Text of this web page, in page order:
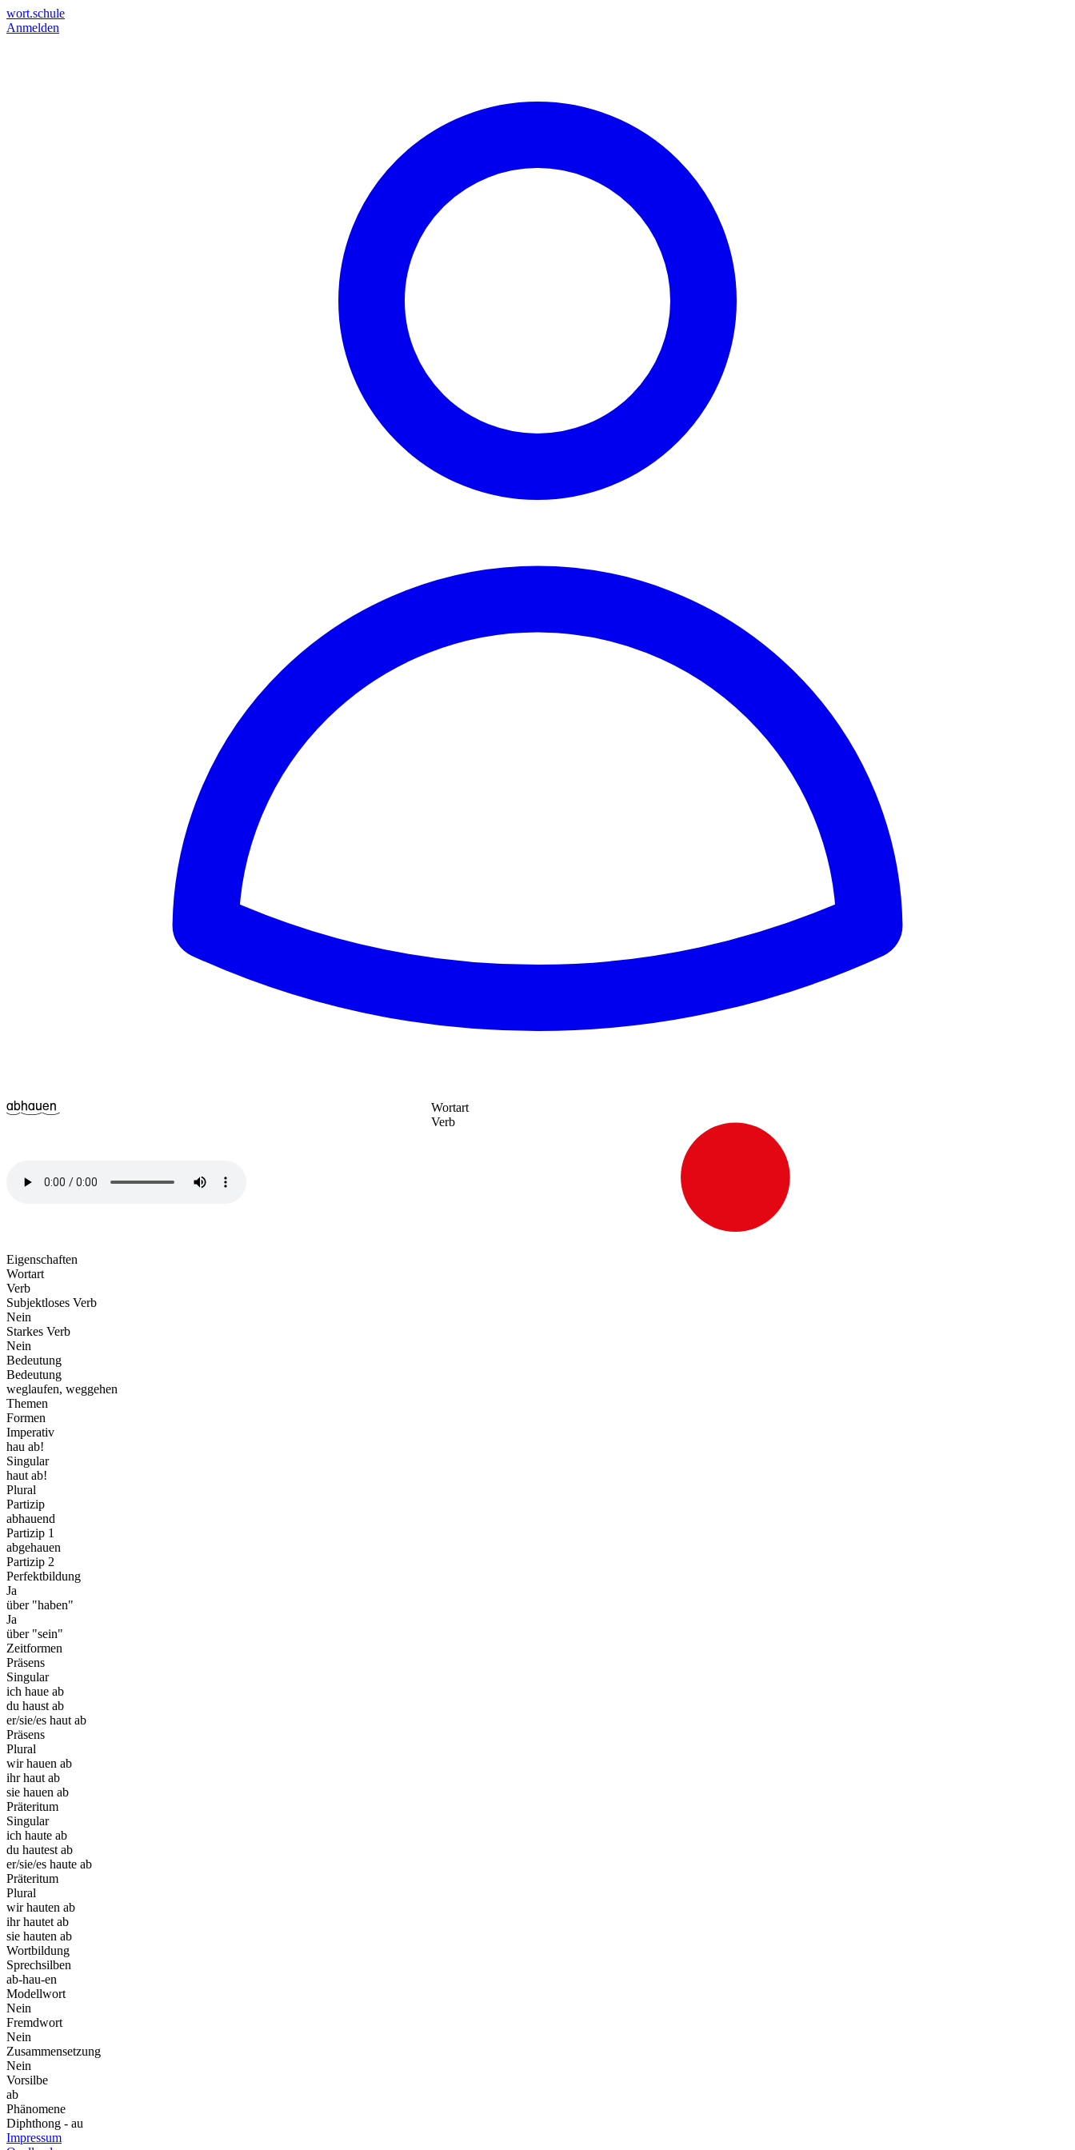
wort.schule
Anmelden
^13ab^21hau^17en
Wortart
Verb
Eigenschaften
Wortart
Verb
Subjektloses Verb
Nein
Starkes Verb
Nein
Bedeutung
Bedeutung
weglaufen, weggehen
Themen
Formen
Imperativ
hau ab!
Singular
haut ab!
Plural
Partizip
abhauend
Partizip 1
abgehauen
Partizip 2
Perfektbildung
Ja
über "haben"
Ja
über "sein"
Zeitformen
Präsens
Singular
ich haue ab
du haust ab
er/sie/es haut ab
Präsens
Plural
wir hauen ab
ihr haut ab
sie hauen ab
Präteritum
Singular
ich haute ab
du hautest ab
er/sie/es haute ab
Präteritum
Plural
wir hauten ab
ihr hautet ab
sie hauten ab
Wortbildung
Sprechsilben
ab-hau-en
Modellwort
Nein
Fremdwort
Nein
Zusammensetzung
Nein
Vorsilbe
ab
Phänomene
Diphthong - au
Impressum